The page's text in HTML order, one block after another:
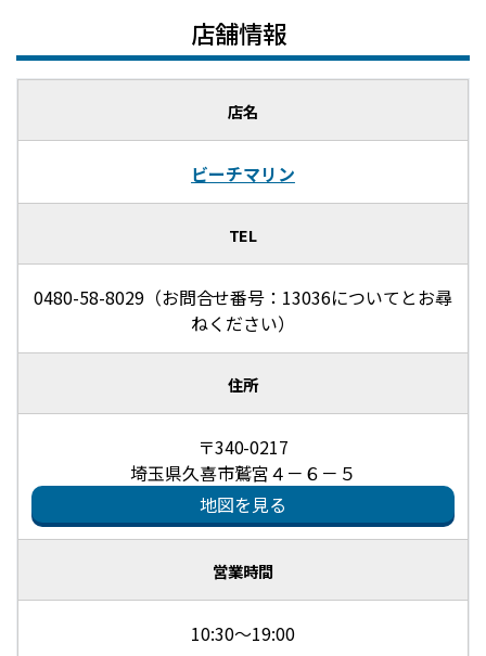
店舗情報
店名
ビーチマリン
TEL
0480-58-8029（お問合せ番号：13036についてとお尋
ねください）
住所
〒340-0217
埼玉県久喜市鷲宮４－６－５
地図を見る
営業時間
10:30～19:00